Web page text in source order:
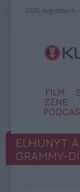
2026. augusztus 6.
FILM
ZENE
ELHUNYT
GRAMMY-